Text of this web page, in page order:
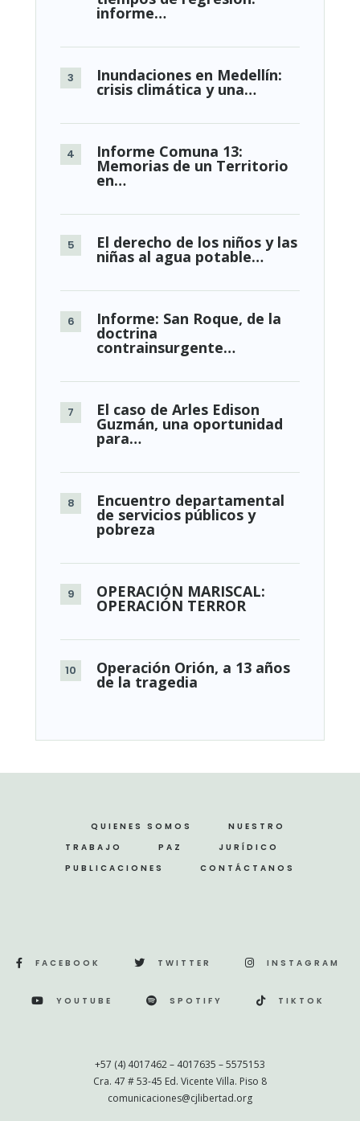
informe…
Inundaciones en Medellín:
crisis climática y una…
Informe Comuna 13:
Memorias de un Territorio
en…
El derecho de los niños y las
niñas al agua potable…
Informe: San Roque, de la
doctrina
contrainsurgente…
El caso de Arles Edison
Guzmán, una oportunidad
para…
Encuentro departamental
de servicios públicos y
pobreza
OPERACIÓN MARISCAL:
OPERACIÓN TERROR
Operación Orión, a 13 años
de la tragedia
QUIENES SOMOS
NUESTRO
TRABAJO
PAZ
JURÍDICO
PUBLICACIONES
CONTÁCTANOS
FACEBOOK TWITTER INSTAGRAM
YOUTUBE SPOTIFY TIKTOK
+57 (4) 4017462 – 4017635 – 5575153
Cra. 47 # 53-45 Ed. Vicente Villa. Piso 8
comunicaciones@cjlibertad.org